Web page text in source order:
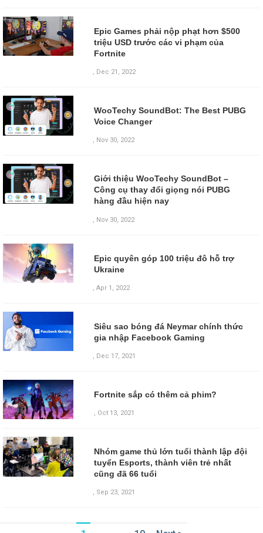
Epic Games phải nộp phạt hơn $500
triệu USD trước các vi phạm của
Fortnite
, Dec 21, 2022
WooTechy SoundBot: The Best PUBG
Voice Changer
, Nov 30, 2022
Giới thiệu WooTechy SoundBot –
Công cụ thay đổi giọng nói PUBG
hàng đầu hiện nay
Nov 30, 2022
Epic quyên góp 100 triệu đô hỗ trợ
Ukraine
,Apr 1, 2022
Siêu sao bóng đá Neymar chính thức
gia nhập Facebook Gaming
, Dec 17, 2021
Fortnite sắp có thêm cả phim?
, Oct 13, 2021
Nhóm game thủ lớn tuổi thành lập đội
tuyển Esports, thành viên trẻ nhất
cũng đã 66 tuổi
, Sep 23, 2021